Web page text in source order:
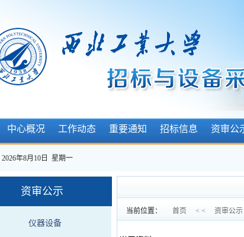
中心概况 工作动态 重要通知 招标信息 资审公
2026年8月10日 星期一
资审公示
仪器设备
当前位置： 首页 < < 资审公示